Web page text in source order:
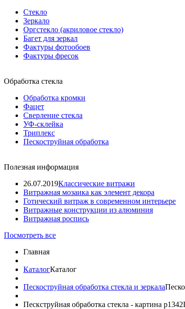
Стекло
Зеркало
Оргстекло (акриловое стекло)
Багет для зеркал
Фактуры фотообоев
Фактуры фресок
Обработка стекла
Обработка кромки
Фацет
Сверление стекла
УФ-склейка
Триплекс
Пескоструйная обработка
Полезная информация
26.07.2019Классические витражи
Витражная мозаика как элемент декора
Готический витраж в современном интерьере
Витражные конструкции из алюминия
Витражная роспись
Посмотреть все
Главная
КаталогКаталог
Пескоструйная обработка стекла и зеркала
Пескструйная обработка стекла - картина p1342